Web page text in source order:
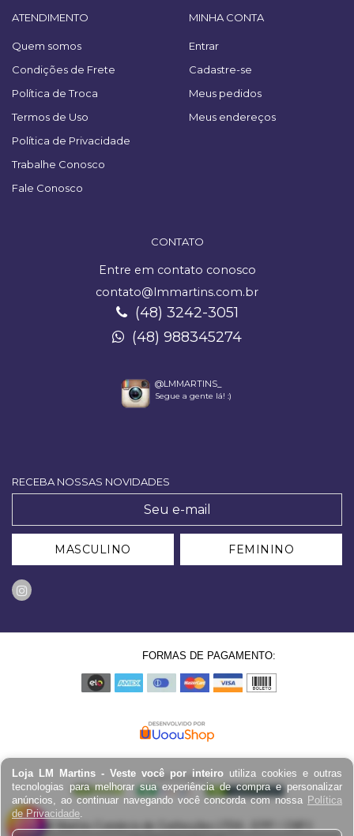
Loja LM Martins - Veste você por inteiro utiliza cookies e outras
tecnologias para melhorar sua experiência de compra e personalizar
anúncios, ao continuar navegando você concorda com nossa Política
de Privacidade
ATENDIMENTO
Quem somos
Condições de Frete
Política de Troca
Termos de Uso
Política de Privacidade
Trabalhe Conosco
Fale Conosco
MINHA CONTA
Entrar
Cadastre-se
Meus pedidos
Meus endereços
CONTATO
Entre em contato conosco
contato@lmmartins.com.br
(48) 3242-3051
(48) 988345274
@LMMARTINS_
Segue a gente lá! :)
RECEBA NOSSAS NOVIDADES
MASCULINO FEMININO
FORMAS DE PAGAMENTO:
LM Martins Comércio de Confecções LTDA - EPP / CNPJ: